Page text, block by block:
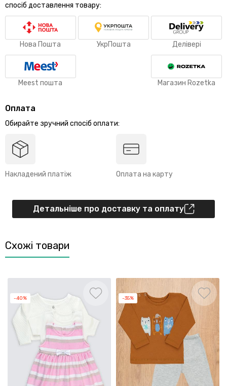
спосіб доставлення товару:
Нова Пошта УкрПошта Делівері
Meest пошта Магазин Rozetka
Оплата
Обирайте зручний спосіб оплати:
Накладений платіж Оплата на карту
Детальніше про доставку та оплату
Схожі товари
-40% -35%